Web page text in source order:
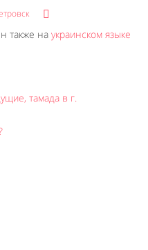
также на украинском языке
тамада в г.